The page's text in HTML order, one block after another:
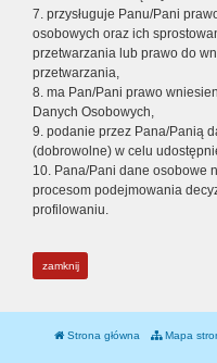
7. przysługuje Panu/Pani
osobowych oraz ich
przetwarzania lub prawo do
przetwarzania,
8. ma Pan/Pani prawo
Danych Osobowych,
9. podanie przez Pana/Panią
(dobrowolne) w celu
10. Pana/Pani dane osobowe
procesom podejmowania
profilowaniu.
zamknij
Strona główna Mapa